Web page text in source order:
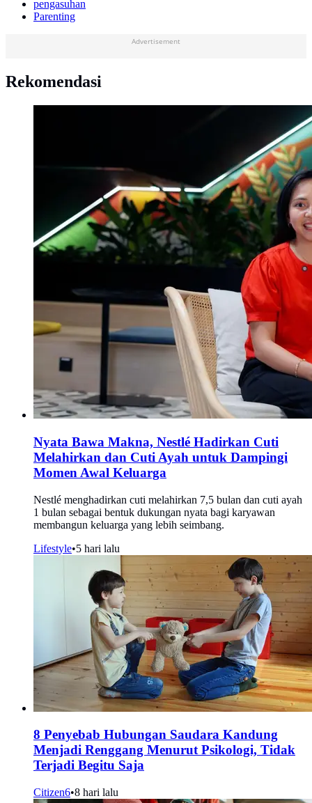
pengasuhan
Parenting
Advertisement
Rekomendasi
Nyata Bawa Makna, Nestlé Hadirkan Cuti
Melahirkan dan Cuti Ayah untuk Dampingi
Momen Awal Keluarga
Nestlé menghadirkan cuti melahirkan 7,5 bulan dan cuti ayah
1 bulan sebagai bentuk dukungan nyata bagi karyawan
membangun keluarga yang lebih seimbang.
Lifestyle•5 hari lalu
8 Penyebab Hubungan Saudara Kandung
Menjadi Renggang Menurut Psikologi, Tidak
Terjadi Begitu Saja
Citizen6•8 hari lalu